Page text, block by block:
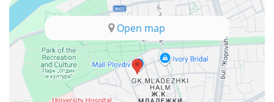
Open map